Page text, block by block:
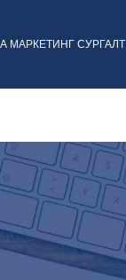
МАРКЕТИНГ СУРГАЛТ